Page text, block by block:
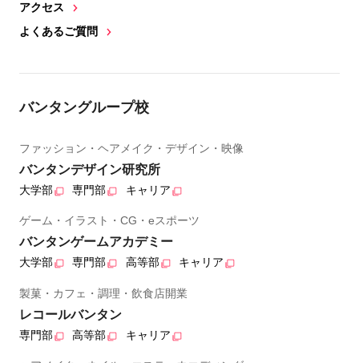
アクセス
よくあるご質問
バンタングループ校
ファッション・ヘアメイク・デザイン・映像
バンタンデザイン研究所
大学部 専門部 キャリア
ゲーム・イラスト・CG・eスポーツ
バンタンゲームアカデミー
大学部 専門部 高等部 キャリア
製菓・カフェ・調理・飲食店開業
レコールバンタン
専門部 高等部 キャリア